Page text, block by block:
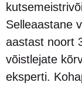
Selleaastane
aastast noort
võistlejate
eksperti.